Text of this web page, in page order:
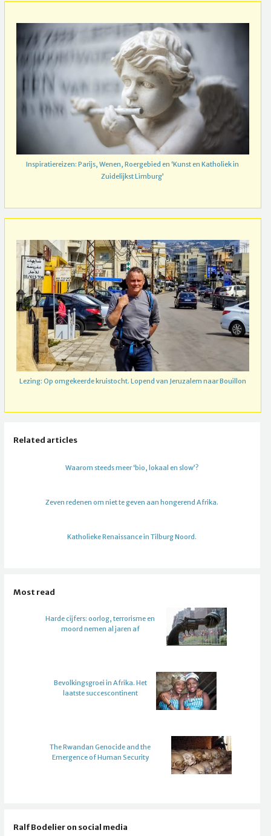
Inspiratiereizen: Parijs, Wenen, Roergebied en ‘Kunst en Katholiek in
Zuidelijkst Limburg’
Lezing: Op omgekeerde kruistocht. Lopend van Jeruzalem naar Bouillon
Related articles
Waarom steeds meer ‘bio, lokaal en slow’?
Zeven redenen om niet te geven aan hongerend Afrika.
Katholieke Renaissance in Tilburg Noord.
Most read
Harde cijfers: oorlog, terrorisme en
moord nemen al jaren af
Bevolkingsgroei in Afrika. Het
laatste succescontinent
The Rwandan Genocide and the
Emergence of Human Security
Ralf Bodelier on social media